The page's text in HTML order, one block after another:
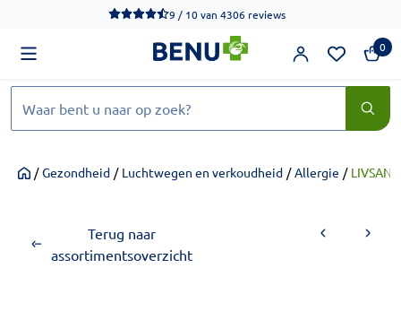
We werken momenteel hard aan het verbeteren van de
9 / 10van 4306 reviews
0
Home
/ Gezondheid / Luchtwegen en verkoudheid / Allergie /
Terug naar
assortimentsoverzicht